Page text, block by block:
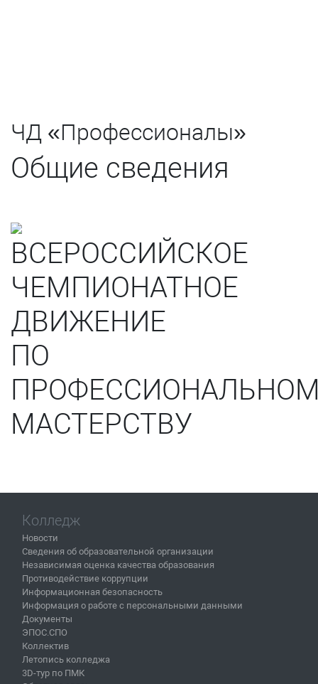
ЧД «Профессионалы»
Общие сведения
ВСЕРОССИЙСКОЕ
ЧЕМПИОНАТНОЕ
ДВИЖЕНИЕ
ПО
МАСТЕРСТВУ
Колледж
Новости
Сведения об образовательной организации
Независимая оценка качества образования
Противодействие коррупции
Информационная безопасность
Информация о работе с персональными данными
Документы
ЭПОС.СПО
Коллектив
Летопись колледжа
3D-тур по ПМК